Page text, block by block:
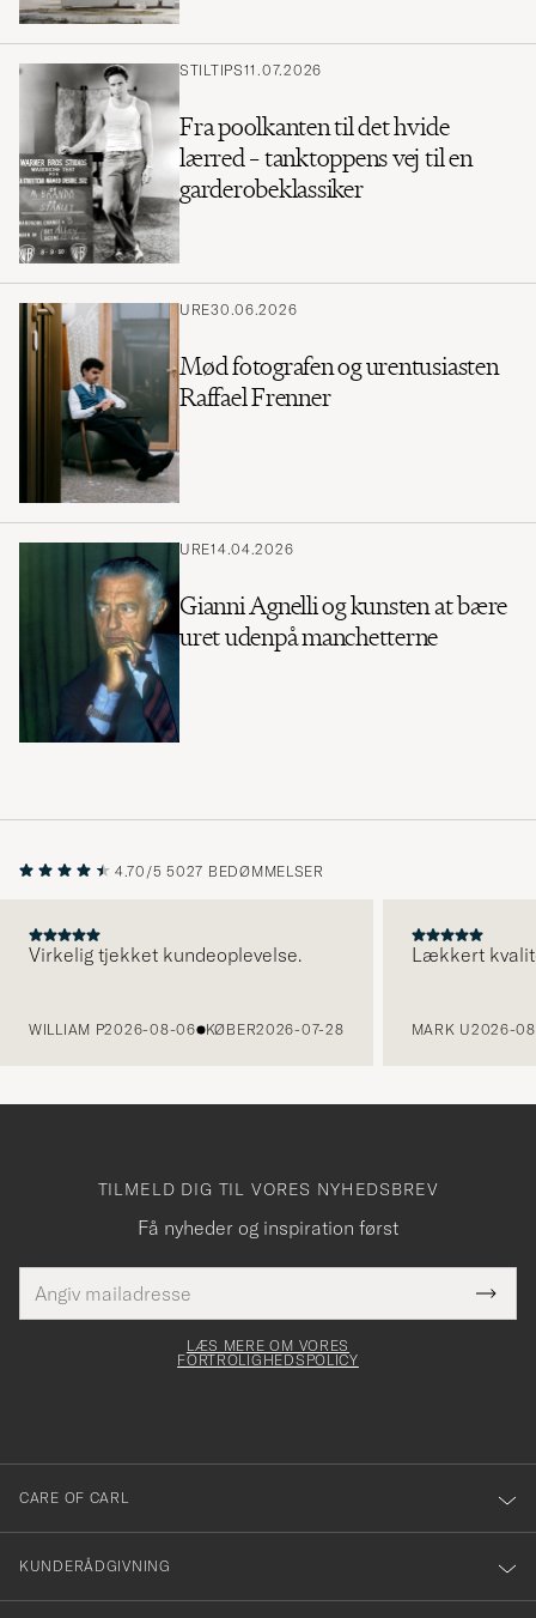
STILTIPS11.07.2026
Fra poolkanten til det hvide
lærred – tanktoppens vej til en
garderobeklassiker
URE30.06.2026
Mød fotografen og urentusiasten
Raffael Frenner
URE14.04.2026
Gianni Agnelli og kunsten at bære
uret udenpå manchetterne
4.70/5 5027 BEDØMMELSER
Virkelig tjekket kundeoplevelse.
WILLIAM P2026-08-06 KØBER2026-07-28
Lækkert
MARK U2026-
TILMELD DIG TIL VORES NYHEDSBREV
Få nyheder og inspiration først
mailadresse
skal
Tack
för
dig
till
vårt
nyhetsbrev!
LÆS MERE OM VORES
FORTROLIGHEDSPOLICY
CARE OF CARL
KUNDERÅDGIVNING